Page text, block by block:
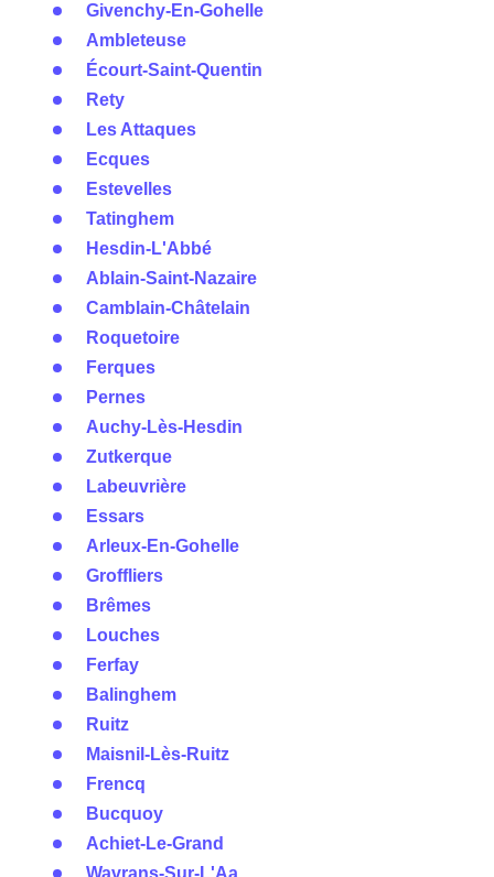
Givenchy-En-Gohelle
Ambleteuse
Écourt-Saint-Quentin
Rety
Les Attaques
Ecques
Estevelles
Tatinghem
Hesdin-L'Abbé
Ablain-Saint-Nazaire
Camblain-Châtelain
Roquetoire
Ferques
Pernes
Auchy-Lès-Hesdin
Zutkerque
Labeuvrière
Essars
Arleux-En-Gohelle
Groffliers
Brêmes
Louches
Ferfay
Balinghem
Ruitz
Maisnil-Lès-Ruitz
Frencq
Bucquoy
Achiet-Le-Grand
Wavrans-Sur-L'Aa